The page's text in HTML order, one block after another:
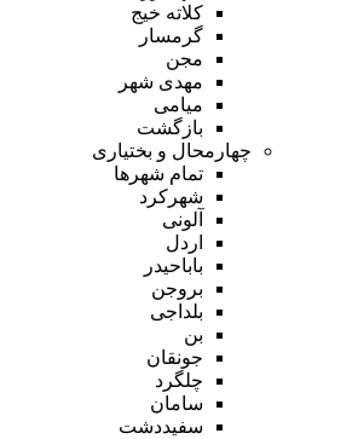
کلاته خیج
گرمسار
مجن
مهدی شهر
میامی
بازگشت
چهارمحال و بختیاری
تمام شهر‌ها
شهرکرد
آلونی
اردل
باباحیدر
بروجن
بلداجی
بن
جونقان
چلگرد
سامان
سفیددشت